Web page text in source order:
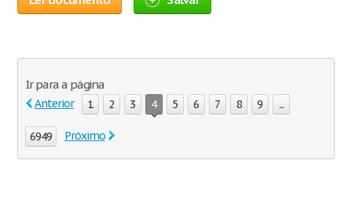
Ir para a página
Anterior 1 2 3 4 5 6 7 8 9 ...
6949 Próximo